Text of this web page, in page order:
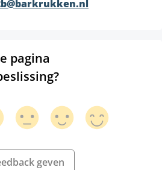
pagina
geven